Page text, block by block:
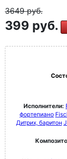
3649руб.
399 руб.
Исполнители:
фортепиано
Дитрих, баритон